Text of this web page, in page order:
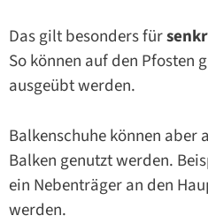
Das gilt besonders für
So können auf den Pfosten
ausgeübt werden.
Balkenschuhe können aber
Balken genutzt werden.
ein Nebenträger an den
werden.